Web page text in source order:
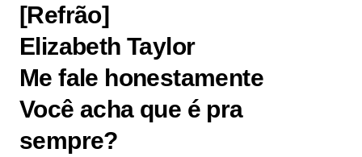
[Refrão]
Elizabeth Taylor
Me fale honestamente
Você acha que é pra
sempre?